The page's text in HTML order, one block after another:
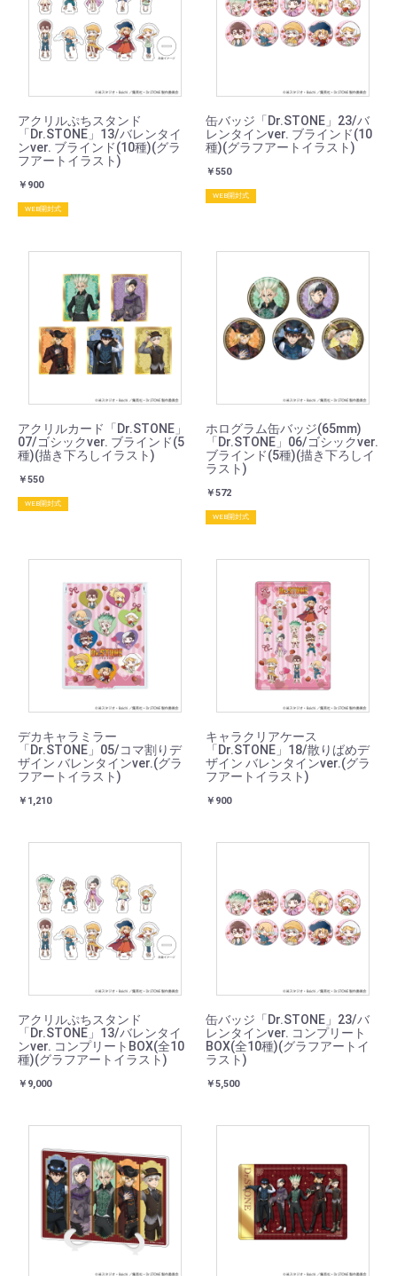
アクリルぷちスタンド
「Dr.STONE」13/バレンタイ
ンver. ブラインド(10種)(グラ
フアートイラスト)
￥900
WEB開封式
缶バッジ「Dr.STONE」23/バ
レンタインver. ブラインド(10
種)(グラフアートイラスト)
￥550
WEB開封式
アクリルカード「Dr.STONE」
07/ゴシックver. ブラインド(5
種)(描き下ろしイラスト)
￥550
WEB開封式
ホログラム缶バッジ(65mm)
「Dr.STONE」06/ゴシックver.
ブラインド(5種)(描き下ろしイ
ラスト)
￥572
WEB開封式
デカキャラミラー
「Dr.STONE」05/コマ割りデ
ザイン バレンタインver.(グラ
フアートイラスト)
￥1,210
キャラクリアケース
「Dr.STONE」18/散りばめデ
ザイン バレンタインver.(グラ
フアートイラスト)
￥900
アクリルぷちスタンド
「Dr.STONE」13/バレンタイ
ンver. コンプリートBOX(全10
種)(グラフアートイラスト)
￥9,000
缶バッジ「Dr.STONE」23/バ
レンタインver. コンプリート
BOX(全10種)(グラフアートイ
ラスト)
￥5,500